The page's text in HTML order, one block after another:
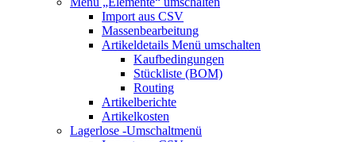
Import aus CSV
Massenbearbeitung
Artikeldetails Menü umschalten
Kaufbedingungen
Stückliste (BOM)
Routing
Artikelberichte
Artikelkosten
Lagerlose -Umschaltmenü